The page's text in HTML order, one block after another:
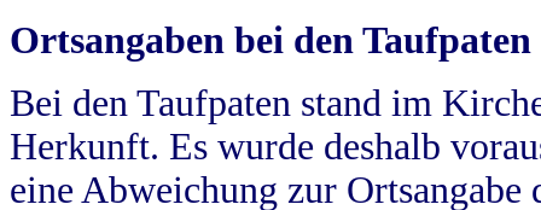
Ortsangaben bei den Taufpaten
Bei den Taufpaten stand im
Herkunft. Es wurde deshalb
eine Abweichung zur